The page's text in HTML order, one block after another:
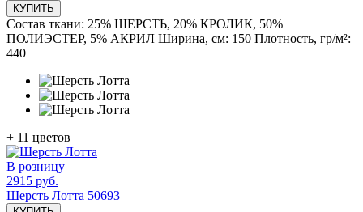
КУПИТЬ
Состав ткани: 25% ШЕРСТЬ, 20% КРОЛИК, 50%
ПОЛИЭСТЕР, 5% АКРИЛ Ширина, см: 150 Плотность, гр/м²:
440
+ 11 цветов
В розницу
2915 руб.
Шерсть Лотта 50693